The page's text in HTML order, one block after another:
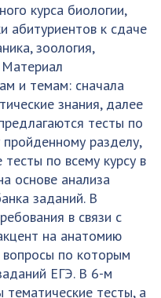
курса биологии,
абитуриентов к сдаче
зоология,
и темам: сначала
знания, далее
тесты по
разделу,
по всему курсу в
основе анализа
заданий. В
в связи с
на анатомию
по которым
ЕГЭ. В 6-м
тесты, а